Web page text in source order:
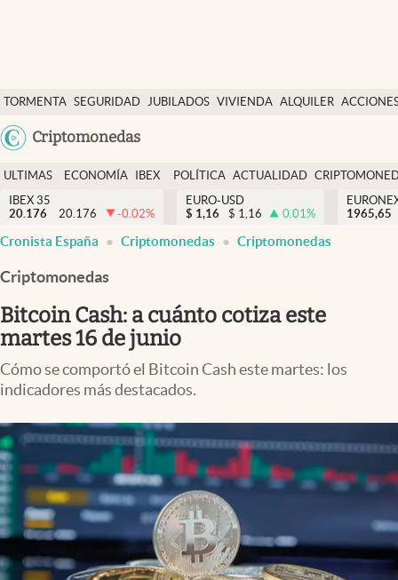
TORMENTA SEGURIDAD JUBILADOS VIVIENDA ALQUILER
USA
Colombia
Criptomonedas
Economía y finanzas
Política
Actualidad
Criptomonedas
España
ULTIMAS
NOTICIAS
ECONOMÍA
FINANZAS
IBEX
EURO
POLÍTICA ACTUALIDAD
IBEX 35
20.176
20.176 -0.02%
EURO-USD
$ 1,16 $ 1,16 0.01%
1965,65
Cronista España Criptomonedas Criptomonedas
Criptomonedas
Bitcoin Cash: a cuánto cotiza este
martes 16 de junio
Cómo se comportó el Bitcoin Cash este martes: los
indicadores más destacados.